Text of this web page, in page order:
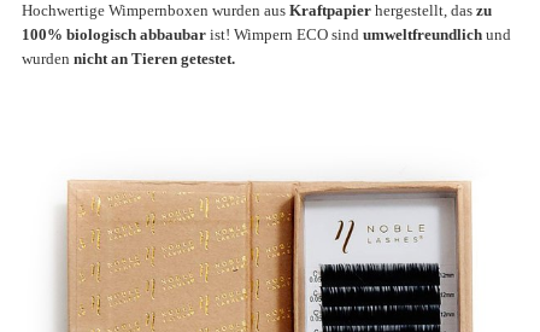
Hochwertige Wimpernboxen wurden aus Kraftpapier hergestellt, das zu
100% biologisch abbaubar ist! Wimpern ECO sind umweltfreundlich und
wurden nicht an Tieren getestet.